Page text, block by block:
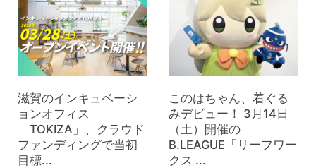
滋賀のインキュベーシ
ョンオフィス
「TOKIZA」、クラウド
ファンディングで当初
目標...
このはちゃん、着ぐる
みデビュー！ 3月14日
（土）開催の
B.LEAGUE「リーフワー
クス ...